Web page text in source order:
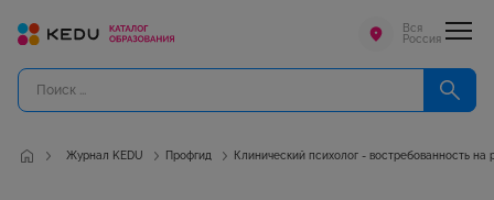
Вся
Россия
Журнал KEDU Профгид Клинический психолог - востребованность